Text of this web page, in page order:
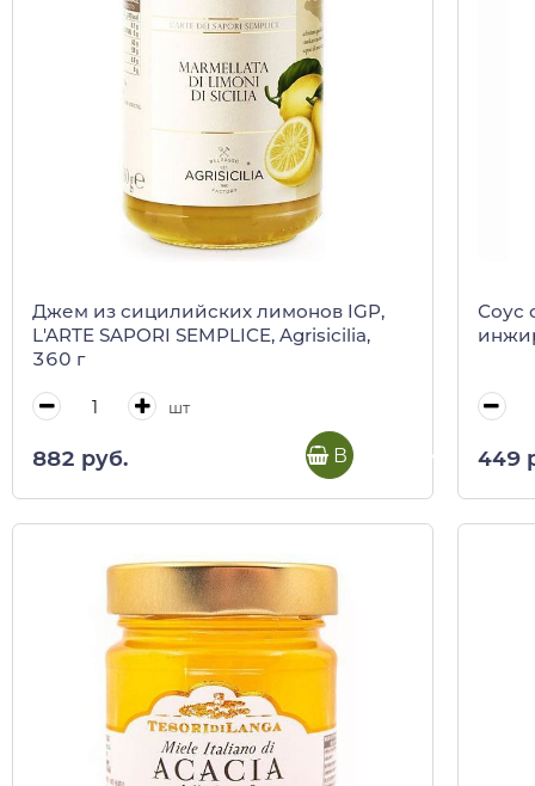
Джем из сицилийских лимонов IGP,
L'ARTE SAPORI SEMPLICE, Agrisicilia,
360 г
шт
882 руб. В корзину
Соус
449